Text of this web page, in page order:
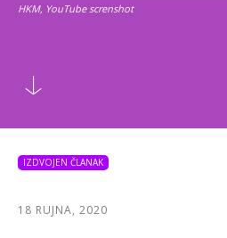
HKM, YouTube screnshot
IZDVOJEN ČLANAK
18 RUJNA, 2020